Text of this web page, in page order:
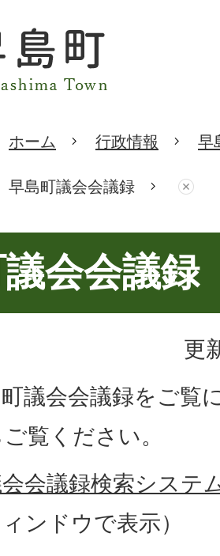
ホーム 行政情報 早
早島町議会会議録
会会議録
更
議会会議録をご覧
覧ください。
会議録検索システ
ィンドウで表示）